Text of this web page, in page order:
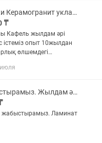
Кафельщики Керамогранит укладка плиточник гибкий мрамор
₸
істеміз опыт 10жылдан
Обой жабыстырамыз. Жылдам әрі таза. Сапалы етып ИншаАллаһ.
жабыстырамыз. Ламинат